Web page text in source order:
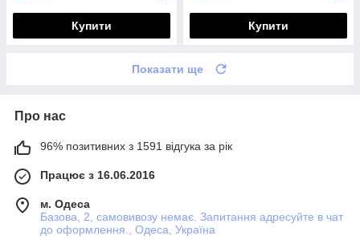
Купити Купити
Показати ще
Про нас
96% позитивних з 1591 відгука за рік
Працює з 16.06.2016
м. Одеса
Базова, 2, самовивозу немає. Запитання адресуйте в чат
до оформлення., Одеса, Україна